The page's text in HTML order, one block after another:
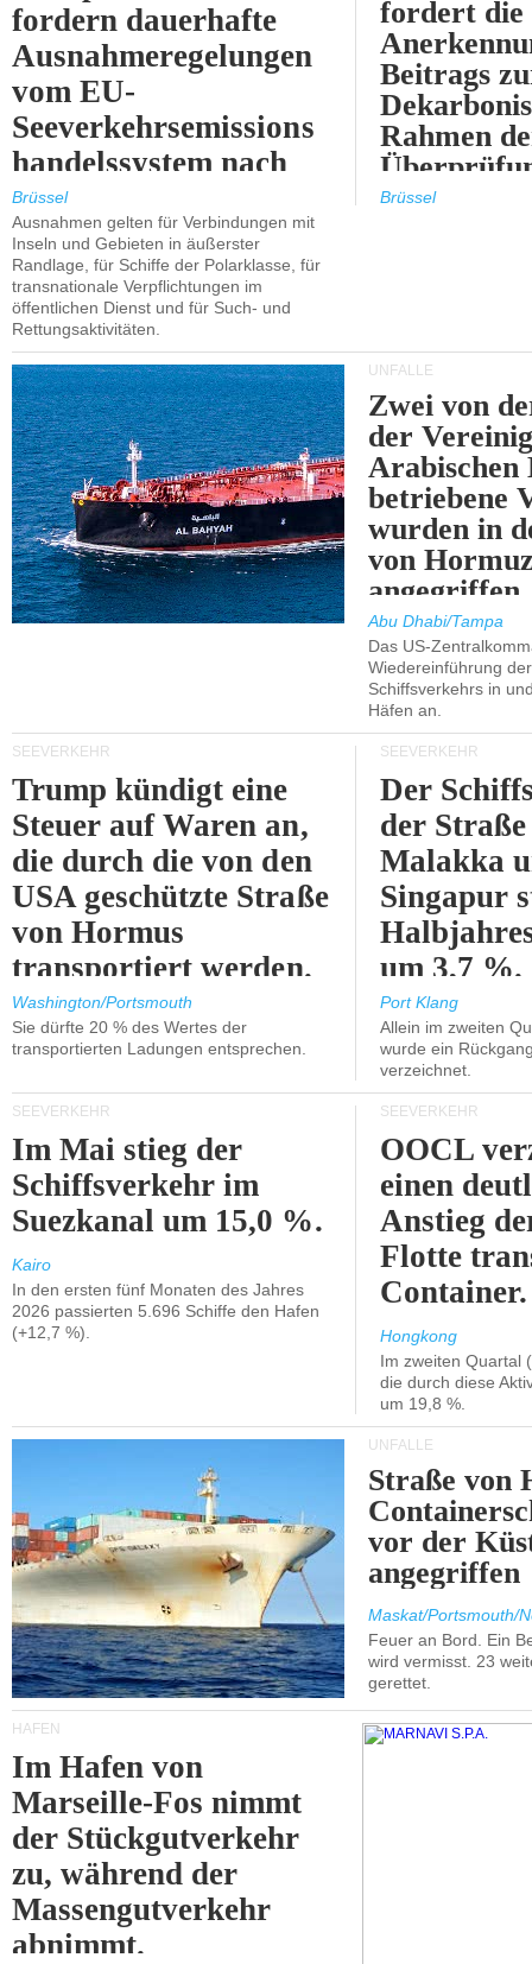
fordern dauerhafte
Ausnahmeregelungen
vom EU-
Seeverkehrsemissions
handelssystem nach
2030.
Brüssel
Ausnahmen gelten für Verbindungen mit
Inseln und Gebieten in äußerster
Randlage, für Schiffe der Polarklasse, für
transnationale Verpflichtungen im
öffentlichen Dienst und für Such- und
Rettungsaktivitäten.
fordert die
Beitrags
Rahmen
ETS.
Brüssel
UNFÄLLE
Zwei von
der
Arabischen
betriebene
wurden in
von
angegriffen.
Abu Dhabi/Tampa
Das US-
Wiedereinführung
Schiffsverkehrs in
Häfen an.
SEEVERKEHR
Trump kündigt eine
Steuer auf Waren an,
die durch die von den
USA geschützte Straße
von Hormus
transportiert werden.
Washington/Portsmouth
Sie dürfte 20 % des Wertes der
transportierten Ladungen entsprechen.
SEEVERKEHR
Der
der
Malakka
Singapur
um 3,7 %.
Port Klang
Allein im zweiten
wurde ein
verzeichnet.
SEEVERKEHR
Im Mai stieg der
Schiffsverkehr im
Suezkanal um 15,0 %.
Kairo
In den ersten fünf Monaten des Jahres
2026 passierten 5.696 Schiffe den Hafen
(+12,7 %).
SEEVERKEHR
OOCL
einen
Anstieg
Flotte
Container.
Hongkong
Im zweiten Quartal
die durch diese
um 19,8 %.
UNFÄLLE
Straße von
vor der
angegriffen
Maskat/Portsmouth/
Feuer an Bord. Ein
wird vermisst. 23
gerettet.
HÄFEN
Im Hafen von
Marseille-Fos nimmt
der Stückgutverkehr
zu, während der
Massengutverkehr
abnimmt.